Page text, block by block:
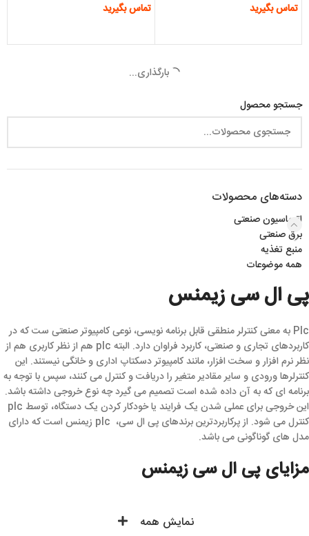
جستجو محصول
دسته‌های محصولات
اتوماسیون صنعتی
برق صنعتی
منبع تغذیه
همه موضوعات
تماس بگیرید
تماس بگیرید
بارگذاری...
پی ال سی زیمنس
Plc به معنی کنترلر منطقی قابل برنامه نویسی، نوعی کامپیوتر صنعتی ست که در
کاربردهای تجاری و صنعتی، کاربرد فراوان دارد. البته plc هم از نظر کاربری هم از
نظر نرم افزار و سخت افزار، مانند کامپیوتر دسکتاپ اداری و خانگی نیستند. این
کنترلرها ورودی و سایر مقادیر متغیر را دریافت و کنترل می کنند، سپس با توجه به
برنامه ای که به آن داده شده است تصمیم می گیرد چه نوع خروجی داشته باشد.
این خروجی برای عملی شدن یک فرایند یا خودکار کردن یک دستگاه، توسط plc
کنترل می شود. از پرکاربردترین برندهای پی ال سی، plc زیمنس است که دارای
مدل های گوناگونی می باشد.
مزایای پی ال سی زیمنس
توسط تاسیسات و تجهیزات صنعتی تا 50 درصد کاهش می یابد. با قابلیت نمایشنمایش همه